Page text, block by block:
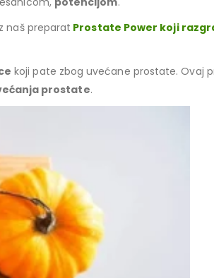
naš preparat Prostate Power koji
koji pate zbog uvećane prostate. Ovaj
prostate.